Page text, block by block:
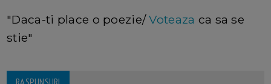
"Daca-ti place o poezie/Voteaza ca sa se
stie"